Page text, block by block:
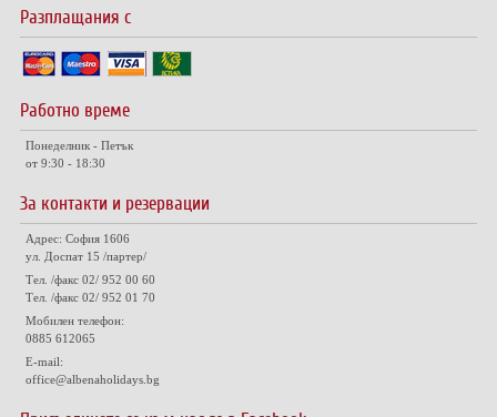
Разплащания с
Работно време
Понеделник - Петък
от 9:30 - 18:30
За контакти и резервации
Адрес: София 1606
ул. Доспат 15 /партер/
Тел. /факс 02/ 952 00 60
Тел. /факс 02/ 952 01 70
Мобилен телефон:
0885 612065
E-mail:
office@albenaholidays.bg